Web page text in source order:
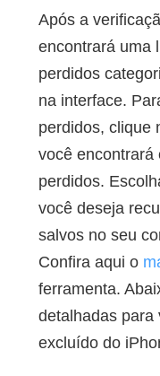
Após a
encontrará uma
perdidos
na interface.
perdidos, clique
você encontrará
perdidos.
você deseja
salvos no seu
Confira aqui o
ferramenta.
detalhadas para
excluído do